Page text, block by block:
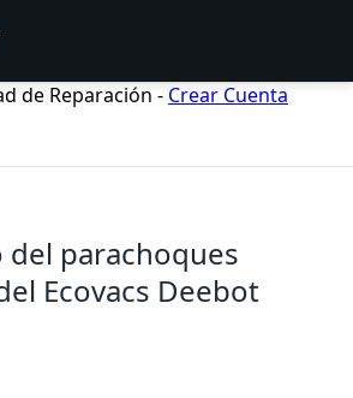
de Reparación - Crear Cuenta
del parachoques
Ecovacs Deebot